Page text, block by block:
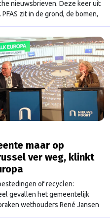
nieuwsbrieven. Deze keer uit
zit in de grond, de bomen,
iedereen. In Soesterberg, waar
een Europees verbod steeds
maar op
ver weg, klinkt
of recyclen:
gevallen het gemeentelijk
wethouders René Jansen
Jeannette